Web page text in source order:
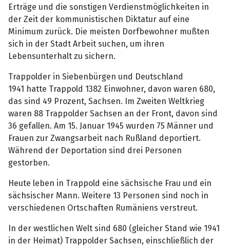
Erträge und die sonstigen Verdienstmöglichkeiten in
der Zeit der kommunistischen Diktatur auf eine
Minimum zurück. Die meisten Dorfbewohner mußten
sich in der Stadt Arbeit suchen, um ihren
Lebensunterhalt zu sichern.
Trappolder in Siebenbürgen und Deutschland
1941 hatte Trappold 1382 Einwohner, davon waren 680,
das sind 49 Prozent, Sachsen. Im Zweiten Weltkrieg
waren 88 Trappolder Sachsen an der Front, davon sind
36 gefallen. Am 15. Januar 1945 wurden 75 Männer und
Frauen zur Zwangsarbeit nach Rußland deportiert.
Während der Deportation sind drei Personen
gestorben.
Heute leben in Trappold eine sächsische Frau und ein
sächsischer Mann. Weitere 13 Personen sind noch in
verschiedenen Ortschaften Rumäniens verstreut.
In der westlichen Welt sind 680 (gleicher Stand wie 1941
in der Heimat) Trappolder Sachsen, einschließlich der